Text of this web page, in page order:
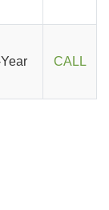
CALL